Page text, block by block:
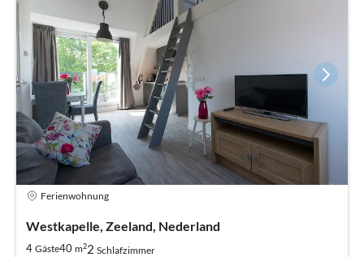
Ferienwohnung
Westkapelle, Zeeland, Nederland
4 Gäste40 m22 Schlafzimmer